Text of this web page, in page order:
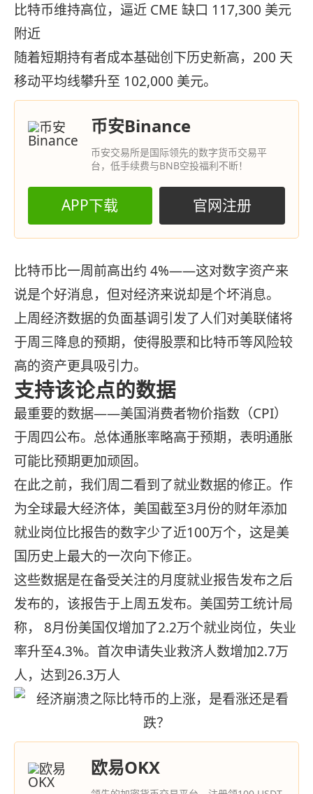
比特币维持高位，逼近 CME 缺口 117,300 美元
附近
随着短期持有者成本基础创下历史新高，200 天
移动平均线攀升至 102,000 美元。
币安Binance
币安交易所是国际领先的数字货币交易平
台，低手续费与BNB空投福利不断！
APP下载 官网注册
比特币比一周前高出约 4%——这对数字资产来
说是个好消息，但对经济来说却是个坏消息。
上周经济数据的负面基调引发了人们对美联储将
于周三降息的预期，使得股票和比特币等风险较
高的资产更具吸引力。
支持该论点的数据
最重要的数据——美国消费者物价指数（CPI）
于周四公布。总体通胀率略高于预期，表明通胀
可能比预期更加顽固。
在此之前，我们周二看到了就业数据的修正。作
为全球最大经济体，美国截至3月份的财年添加
就业岗位比报告的数字少了近100万个，这是美
国历史上最大的一次向下修正。
这些数据是在备受关注的月度就业报告发布之后
发布的，该报告于上周五发布。美国劳工统计局
称， 8月份美国仅增加了2.2万个就业岗位，失业
率升至4.3%。首次申请失业救济人数增加2.7万
人，达到26.3万人
欧易OKX